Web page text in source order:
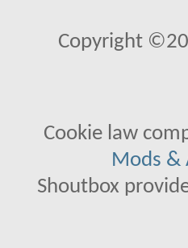
Copyright
Cookie law
Mods &
Shoutbox